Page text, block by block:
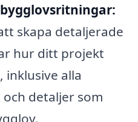
skapa detaljerade
hur ditt projekt
inklusive alla
detaljer som